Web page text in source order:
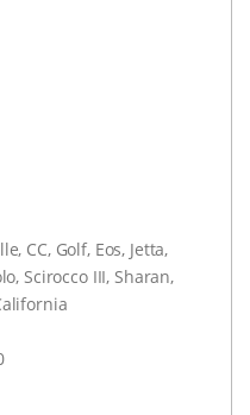
CC, Golf, Eos, Jetta,
Scirocco III, Sharan,